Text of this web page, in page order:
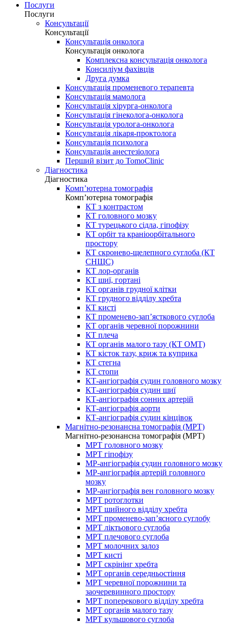
Послуги
Послуги
Консультації
Консультації
Консультація онколога
Консультація онколога
Комплексна консультація онколога
Консиліум фахівців
Друга думка
Консультація променевого терапевта
Консультація мамолога
Консультація хірурга-онколога
Консультація гінеколога-онколога
Консультація уролога-онколога
Консультація лікаря-проктолога
Консультація психолога
Консультація анестезіолога
Перший візит до TomoClinic
Діагностика
Діагностика
Комп’ютерна томографія
Комп’ютерна томографія
КТ з контрастом
КТ головного мозку
КТ турецького сідла, гіпофізу
КТ орбіт та краніоорбітального
простору
КТ скронево-щелепного суглоба (КТ
СНЩС)
КТ лор-органів
КТ шиї, гортані
КТ органів грудної клітки
КТ грудного відділу хребта
КТ кисті
КТ променево-зап’ясткового суглоба
КТ органів черевної порожнини
КТ плеча
КТ органів малого тазу (КТ ОМТ)
КТ кісток тазу, криж та куприка
КТ стегна
КТ стопи
КТ-ангіографія судин головного мозку
КТ-ангіографія судин шиї
КТ-ангіографія сонних артерій
КТ-ангіографія аорти
КТ-ангіографія судин кінцівок
Магнітно-резонансна томографія (МРТ)
Магнітно-резонансна томографія (МРТ)
МРТ головного мозку
МРТ гіпофізу
МР-ангіографія судин головного мозку
МР-ангіографія артерій головного
мозку
МР-ангіографія вен головного мозку
МРТ ротоглотки
МРТ шийного відділу хребта
МРТ променево-зап’ясного суглобу
МРТ ліктьового суглоба
МРТ плечового суглоба
МРТ молочних залоз
МРТ кисті
МРТ скрінінг хребта
МРТ органів середньостіння
МРТ черевної порожнини та
заочеревинного простору
МРТ поперекового відділу хребта
МРТ органів малого тазу
МРТ кульшового суглоба